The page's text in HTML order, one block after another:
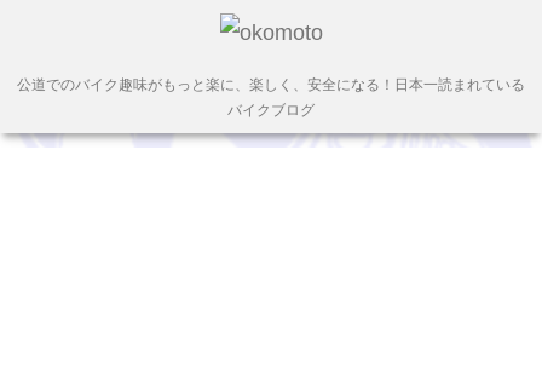
公道でのバイク趣味がもっと楽に、楽しく、安全になる！日本一読まれている
バイクブログ